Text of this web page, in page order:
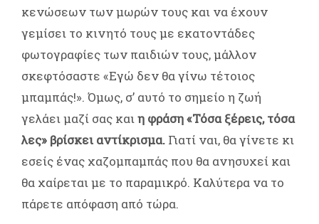
κενώσεων των μωρών τους και να έχουν
γεμίσει το κινητό τους με εκατοντάδες
φωτογραφίες των παιδιών τους, μάλλον
σκεφτόσαστε «Εγώ δεν θα γίνω τέτοιος
μπαμπάς!». Όμως, σ’ αυτό το σημείο η ζωή
γελάει μαζί σας καιη φράση «Τόσα ξέρεις, τόσα
λες» βρίσκει αντίκρισμα. Γιατί ναι, θα γίνετε κι
εσείς ένας χαζομπαμπάς που θα ανησυχεί και
θα χαίρεται με το παραμικρό. Καλύτερα να το
πάρετε απόφαση από τώρα.